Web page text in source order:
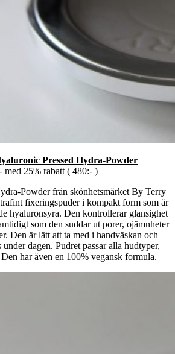
Pressed Hydra-Powder
med 25% rabatt ( 480:- )
Powder från skönhetsmärket By Terry
fixeringspuder i kompakt form som är
hyaluronsyra. Den kontrollerar glansighet
som den suddar ut porer, ojämnheter
Den är lätt att ta med i handväskan och
dagen. Pudret passar alla hudtyper,
har även en 100% vegansk formula.